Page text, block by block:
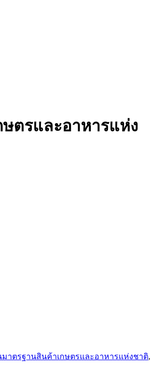
ตรและอาหารแห่ง
มาตรฐานสินค้าเกษตรและอาหารแห่งชาติ,